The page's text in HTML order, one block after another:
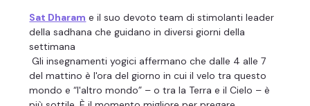
Sat Dharam e il suo devoto team di stimolanti leader
della sadhana che guidano in diversi giorni della
settimana
Gli insegnamenti yogici affermano che dalle 4 alle 7
del mattino è l'ora del giorno in cui il velo tra questo
mondo e “l'altro mondo” – o tra la Terra e il Cielo – è